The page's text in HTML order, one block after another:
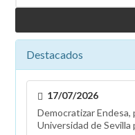
Destacados
17/07/2026
Democratizar
Universidad de Sevilla